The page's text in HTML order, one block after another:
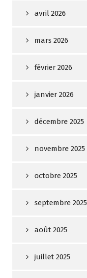
avril 2026
mars 2026
février 2026
janvier 2026
décembre 2025
novembre 2025
octobre 2025
septembre 2025
août 2025
juillet 2025